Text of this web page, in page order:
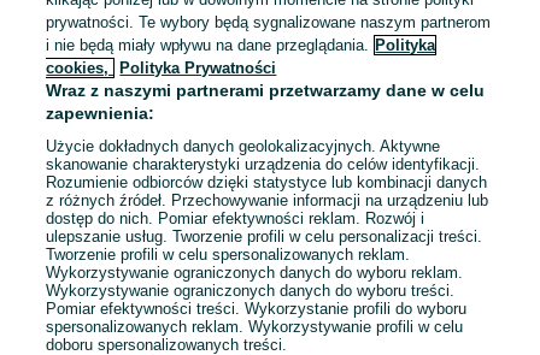
długości 260cm + torba
295 zł
Tychy
19 lipca 2026
1 ... 6 ... 10
prywatności. Te wybory będą sygnalizowane naszym partnerom
i nie będą miały wpływu na dane przeglądania. Polityka
cookies,
Polityka Prywatności
Wraz z naszymi partnerami przetwarzamy dane w celu
zapewnienia:
Użycie dokładnych danych geolokalizacyjnych. Aktywne
skanowanie charakterystyki urządzenia do celów identyfikacji.
Rozumienie odbiorców dzięki statystyce lub kombinacji danych
z różnych źródeł. Przechowywanie informacji na urządzeniu lub
dostęp do nich. Pomiar efektywności reklam. Rozwój i
ulepszanie usług. Tworzenie profili w celu personalizacji treści.
Tworzenie profili w celu spersonalizowanych reklam.
Wykorzystywanie ograniczonych danych do wyboru reklam.
Wykorzystywanie ograniczonych danych do wyboru treści.
Pomiar efektywności treści. Wykorzystanie profili do wyboru
spersonalizowanych reklam. Wykorzystywanie profili w celu
doboru spersonalizowanych treści.